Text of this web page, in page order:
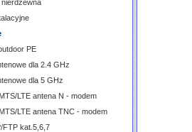
PE
dla 2.4 GHz
dla 5 GHz
LTE antena N - modem
LTE antena TNC - modem
FTP kat.5,6,7